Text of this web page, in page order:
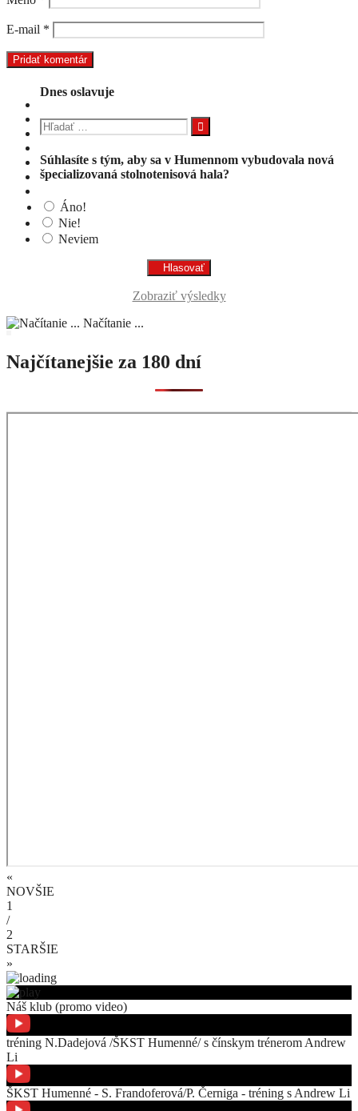
E-mail *
Dnes oslavuje
Hľadať:
Súhlasíte s tým, aby sa v Humennom vybudovala nová
špecializovaná stolnotenisová hala?
Áno!
Nie!
Neviem
Zobraziť výsledky
Načítanie ...
Najčítanejšie za 180 dní
«
NOVŠIE
1
/
2
STARŠIE
»
Náš klub (promo video)
tréning N.Dadejová /ŠKST Humenné/ s čínskym trénerom Andrew
Li
ŠKST Humenné - S. Frandoferová/P. Černiga - tréning s Andrew Li